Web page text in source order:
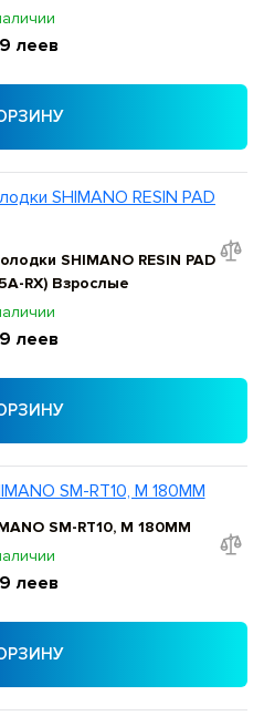
леев
SHIMANO RESIN PAD
RX) Взрослые
леев
SM-RT10, M 180MM
леев